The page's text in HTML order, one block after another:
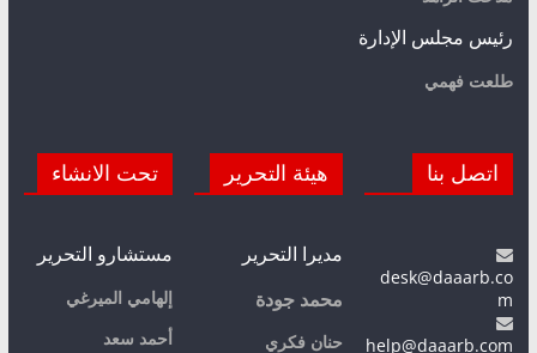
رئيس مجلس الإدارة
طلعت فهمي
اتصل بنا
desk@daaarb.co
m
help@daaarb.com
هيئة التحرير
مديرا التحرير
محمد جودة
حنان فكري
تحت الانشاء
مستشارو التحرير
إلهامي الميرغي
أحمد سعد